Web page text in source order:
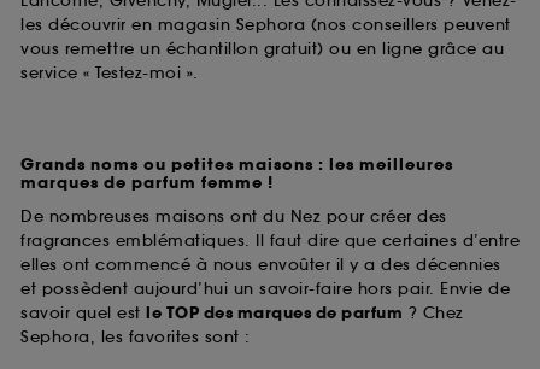
les découvrir en magasin Sephora (nos conseillers peuvent
vous remettre un échantillon gratuit) ou en ligne grâce au
service « Testez-moi ».
Grands noms ou petites maisons : les meilleures
marques de parfum femme !
De nombreuses maisons ont du Nez pour créer des
fragrances emblématiques. Il faut dire que certaines d’entre
elles ont commencé à nous envoûter il y a des décennies
et possèdent aujourd’hui un savoir-faire hors pair. Envie de
savoir quel est le TOP des marques de parfum ? Chez
Sephora, les favorites sont :